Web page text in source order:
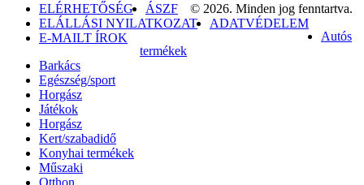
ELÉRHETŐSÉG
ÁSZF
ELÁLLÁSI NYILATKOZAT
ADATVÉDELEM
E-MAILT ÍROK
© 2026. Minden jog fenntartva.
Autós
termékek
Barkács
Egészség/sport
Horgász
Játékok
Horgász
Kert/szabadidő
Konyhai termékek
Műszaki
Otthon